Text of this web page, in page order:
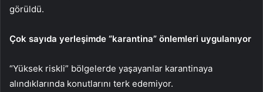
görüldü.
Çok sayıda yerleşimde “karantina” önlemleri uygulanıyor
“Yüksek riskli” bölgelerde yaşayanlar karantinaya
alındıklarında konutlarını terk edemiyor.